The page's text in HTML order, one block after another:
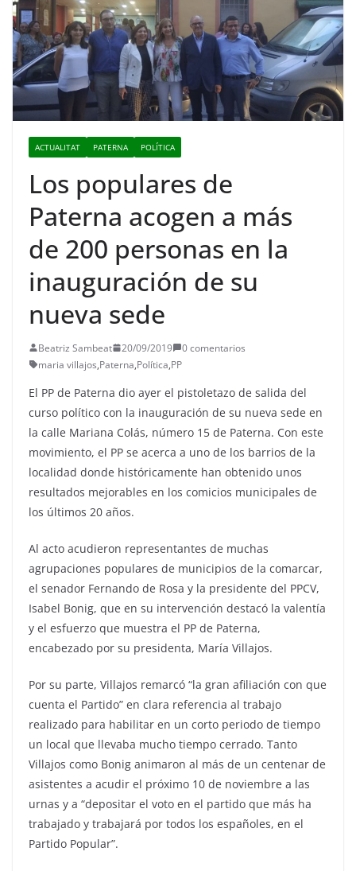
ACTUALITAT PATERNA POLÍTICA
Los populares de
Paterna acogen a más
de 200 personas en la
inauguración de su
nueva sede
Beatriz Sambeat 20/09/2019
0 comentarios
maria villajos,Paterna,Política,PP
El PP de Paterna dio ayer el pistoletazo de salida del
curso político con la inauguración de su nueva sede en
la calle Mariana Colás, número 15 de Paterna. Con este
movimiento, el PP se acerca a uno de los barrios de la
localidad donde históricamente han obtenido unos
resultados mejorables en los comicios municipales de
los últimos 20 años.
Al acto acudieron representantes de muchas
agrupaciones populares de municipios de la comarcar,
el senador Fernando de Rosa y la presidente del PPCV,
Isabel Bonig, que en su intervención destacó la valentía
y el esfuerzo que muestra el PP de Paterna,
encabezado por su presidenta, María Villajos.
Por su parte, Villajos remarcó “la gran afiliación con que
cuenta el Partido” en clara referencia al trabajo
realizado para habilitar en un corto periodo de tiempo
un local que llevaba mucho tiempo cerrado. Tanto
Villajos como Bonig animaron al más de un centenar de
asistentes a acudir el próximo 10 de noviembre a las
urnas y a “depositar el voto en el partido que más ha
trabajado y trabajará por todos los españoles, en el
Partido Popular”.